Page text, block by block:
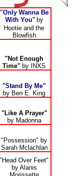
"Only Wanna Be
With You" by
Hootie and the
Blowfish
"Not Enough
Time" by INXS
"Stand By Me"
by Ben E. King
"Like A Prayer"
by Madonna
"Possession" by
Sarah Mclachlan
"Head Over Feet"
by Alanis